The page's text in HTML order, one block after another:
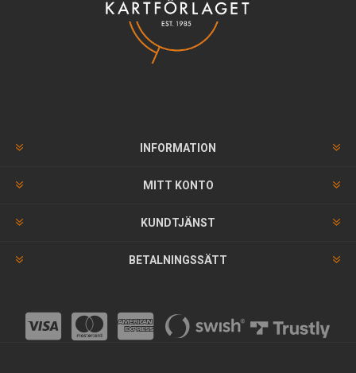
INFORMATION
MITT KONTO
KUNDTJÄNST
BETALNINGSSÄTT